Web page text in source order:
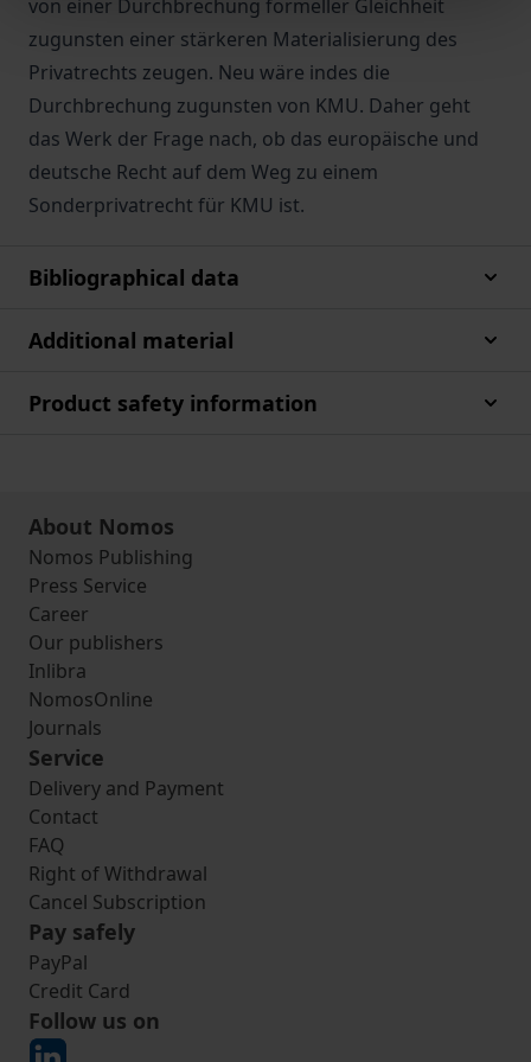
von einer Durchbrechung formeller Gleichheit
zugunsten einer stärkeren Materialisierung des
Privatrechts zeugen. Neu wäre indes die
Durchbrechung zugunsten von KMU. Daher geht
das Werk der Frage nach, ob das europäische und
deutsche Recht auf dem Weg zu einem
Sonderprivatrecht für KMU ist.
Bibliographical data
Additional material
Product safety information
About Nomos
Nomos Publishing
Press Service
Career
Our publishers
Inlibra
NomosOnline
Journals
Service
Delivery and Payment
Contact
FAQ
Right of Withdrawal
Cancel Subscription
Pay safely
PayPal
Credit Card
Follow us on